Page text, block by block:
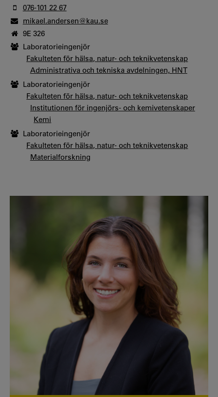
076-101 22 67
mikael.andersen@kau.se
9E 326
Laboratorieingenjör
Fakulteten för hälsa, natur- och teknikvetenskap
Administrativa och tekniska avdelningen, HNT
Laboratorieingenjör
Fakulteten för hälsa, natur- och teknikvetenskap
Institutionen för ingenjörs- och kemivetenskaper
Kemi
Laboratorieingenjör
Fakulteten för hälsa, natur- och teknikvetenskap
Materialforskning